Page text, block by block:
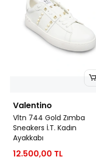
Valentino
Vltn 744 Gold Zımba
Sneakers İ.T. Kadın
Ayakkabı
12.500,00 TL